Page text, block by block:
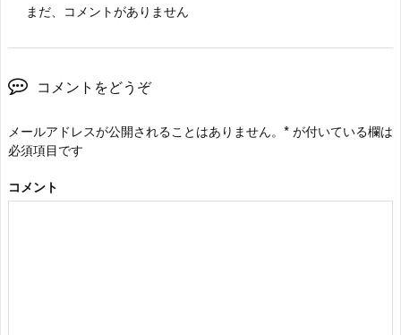
まだ、コメントがありません
コメントをどうぞ
メールアドレスが公開されることはありません。 * が付いている欄は
必須項目です
コメント